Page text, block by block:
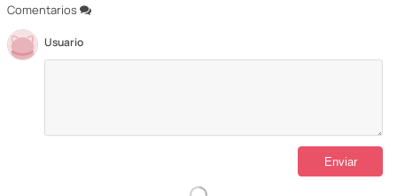
Comentarios
Usuario